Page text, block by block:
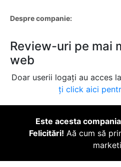
Despre companie:
Review-uri pe mai
web
Doar userii logați au acces
ți click aici
Este acesta
Felicitări! Aă cum să